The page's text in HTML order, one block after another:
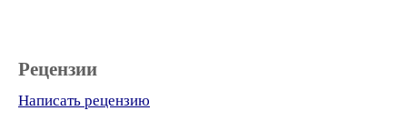
Рецензии
Написать рецензию